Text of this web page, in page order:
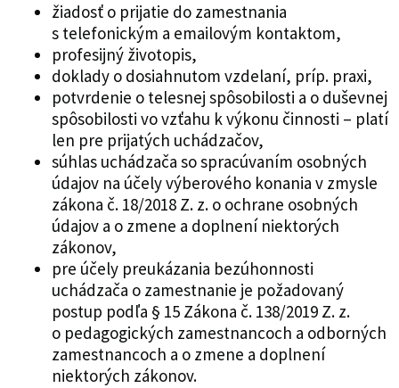
žiadosť o prijatie do zamestnania
s telefonickým a emailovým kontaktom,
profesijný životopis,
doklady o dosiahnutom vzdelaní, príp. praxi,
potvrdenie o telesnej spôsobilosti a o duševnej
spôsobilosti vo vzťahu k výkonu činnosti – platí
len pre prijatých uchádzačov,
súhlas uchádzača so spracúvaním osobných
údajov na účely výberového konania v zmysle
zákona č. 18/2018 Z. z. o ochrane osobných
údajov a o zmene a doplnení niektorých
zákonov,
pre účely preukázania bezúhonnosti
uchádzača o zamestnanie je požadovaný
postup podľa § 15 Zákona č. 138/2019 Z. z.
o pedagogických zamestnancoch a odborných
zamestnancoch a o zmene a doplnení
niektorých zákonov.